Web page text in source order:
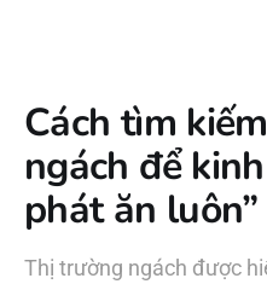
Cách tìm
ngách để
phát ăn luôn”
Thị trường ngách được